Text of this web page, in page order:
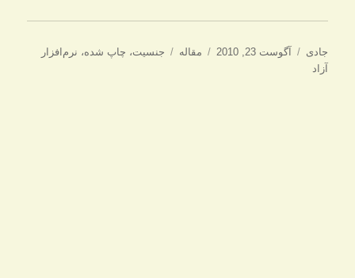
نویسنده
جادی
ارسال
آگوست 23, 2010 دسته‌ها
مقاله برچسب‌ها
جنسیت، چاپ شده، نرم‌افزار
آزاد